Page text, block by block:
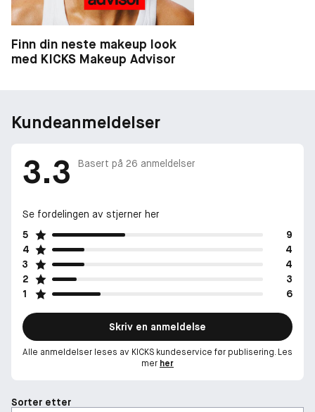
Finn din neste makeup look
med KICKS Makeup Advisor
Kundeanmeldelser
3.3 Basert på 26 anmeldelser
Se fordelingen av stjerner her
5
9
4
4
3
4
2
3
1
6
Skriv en anmeldelse
Alle anmeldelser leses av KICKS kundeservice før publisering. Les
mer her
Sorter etter